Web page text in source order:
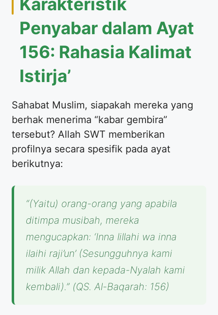
Penyabar dalam Ayat
156: Rahasia Kalimat
Istirja’
Sahabat Muslim, siapakah mereka yang
berhak menerima “kabar gembira”
tersebut? Allah SWT memberikan
profilnya secara spesifik pada ayat
berikutnya:
“(Yaitu) orang-orang yang apabila
ditimpa musibah, mereka
mengucapkan: ‘Inna lillahi wa inna
ilaihi raji’un’ (Sesungguhnya kami
milik Allah dan kepada-Nyalah kami
kembali).” (QS. Al-Baqarah: 156)